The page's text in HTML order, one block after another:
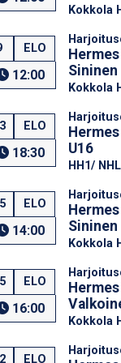
Kokkola
ELO
12:00
Sininen
Kokkola
ELO
18:30
U16
HH1/ NHL
ELO
14:00
Sininen
Kokkola
ELO
16:00
Kokkola
ELO